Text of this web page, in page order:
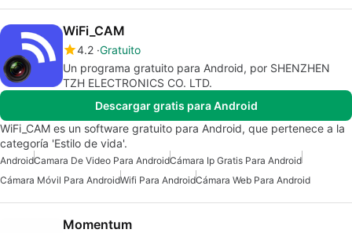
WiFi_CAM
4.2 Gratuito
Un programa gratuito para Android, por SHENZHEN
TZH ELECTRONICS CO. LTD.
Descargar gratis para Android
WiFi_CAM es un software gratuito para Android, que pertenece a la
categoría 'Estilo de vida'.
AndroidCamara De Video Para AndroidCámara Ip Gratis Para Android
Cámara Móvil Para AndroidWifi Para AndroidCámara Web Para Android
Momentum